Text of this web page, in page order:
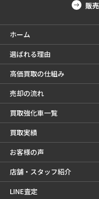
販
ホーム
選ばれる理由
高価買取の仕組み
売却の流れ
買取強化車一覧
買取実績
お客様の声
店舗・スタッフ紹介
LINE査定